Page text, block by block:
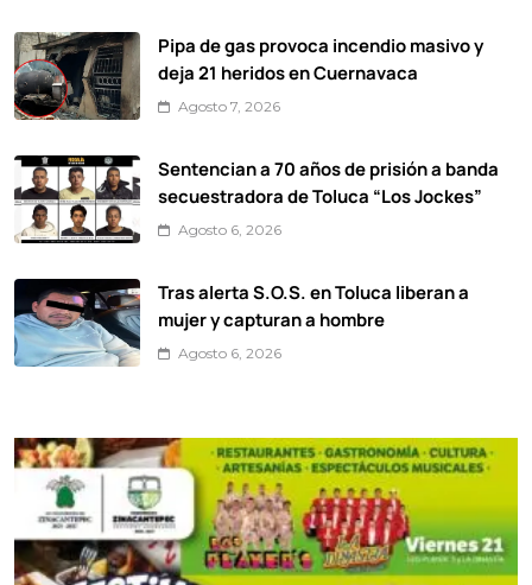
Pipa de gas provoca incendio masivo y
deja 21 heridos en Cuernavaca
Agosto 7, 2026
Sentencian a 70 años de prisión a banda
secuestradora de Toluca “Los Jockes”
Agosto 6, 2026
Tras alerta S.O.S. en Toluca liberan a
mujer y capturan a hombre
Agosto 6, 2026